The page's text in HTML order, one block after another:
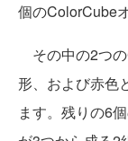
個のColorCube
その中の2つ
形、および赤色
ます。残りの6